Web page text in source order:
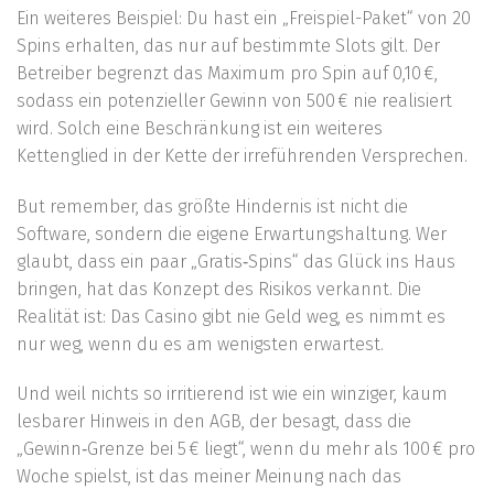
Ein weiteres Beispiel: Du hast ein „Freispiel-Paket“ von 20
Spins erhalten, das nur auf bestimmte Slots gilt. Der
Betreiber begrenzt das Maximum pro Spin auf 0,10 €,
sodass ein potenzieller Gewinn von 500 € nie realisiert
wird. Solch eine Beschränkung ist ein weiteres
Kettenglied in der Kette der irreführenden Versprechen.
But remember, das größte Hindernis ist nicht die
Software, sondern die eigene Erwartungshaltung. Wer
glaubt, dass ein paar „Gratis‑Spins“ das Glück ins Haus
bringen, hat das Konzept des Risikos verkannt. Die
Realität ist: Das Casino gibt nie Geld weg, es nimmt es
nur weg, wenn du es am wenigsten erwartest.
Und weil nichts so irritierend ist wie ein winziger, kaum
lesbarer Hinweis in den AGB, der besagt, dass die
„Gewinn‑Grenze bei 5 € liegt“, wenn du mehr als 100 € pro
Woche spielst, ist das meiner Meinung nach das